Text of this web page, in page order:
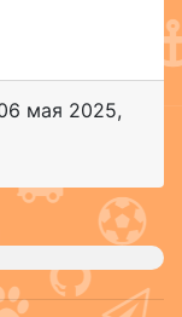
мая 2025,